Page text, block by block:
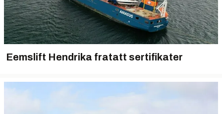
Eemslift Hendrika fratatt sertifikater